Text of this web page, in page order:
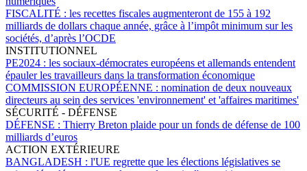
FISCALITÉ : les recettes fiscales augmenteront de 155 à 192
milliards de dollars chaque année, grâce à l’impôt minimum sur les
sociétés, d’après l’OCDE
INSTITUTIONNEL
PE2024 : les sociaux-démocrates européens et allemands entendent
épauler les travailleurs dans la transformation économique
COMMISSION EUROPÉENNE : nomination de deux nouveaux
directeurs au sein des services 'environnement' et 'affaires maritimes'
SÉCURITÉ - DÉFENSE
DÉFENSE : Thierry Breton plaide pour un fonds de défense de 100
milliards d’euros
ACTION EXTÉRIEURE
BANGLADESH : l'UE regrette que les élections législatives se